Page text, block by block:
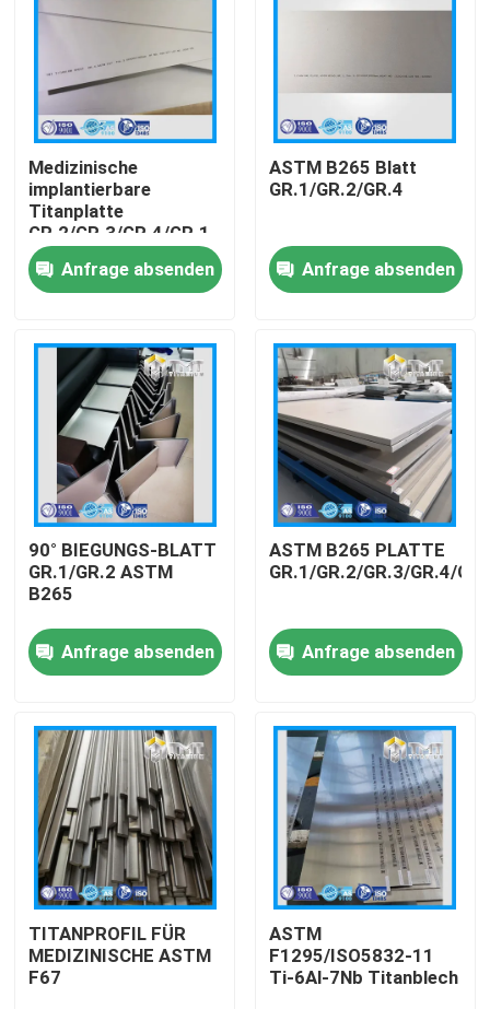
Startseite
Produkte
Videos
Über uns
Fabrik Tour
Qualitätskontrolle
Kontakt
Referenzen
Titanstange
Medizinische
implantierbare
Titanplatte
GR.2/GR.3/GR.4/GR.1
für medizinische
ZweckeAnfrage absenden
ASTM B265 Blatt
GR.1/GR.2/GR.4
Anfrage absenden
90° BIEGUNGS-BLATT
GR.1/GR.2 ASTM
B265
Anfrage absenden
ASTM B265 PLATTE
GR.1/GR.2/GR.3/GR.4/
Anfrage absenden
TITANPROFIL FÜR
MEDIZINISCHE ASTM
F67
ASTM
F1295/ISO5832-11
Ti-6Al-7Nb Titanblech